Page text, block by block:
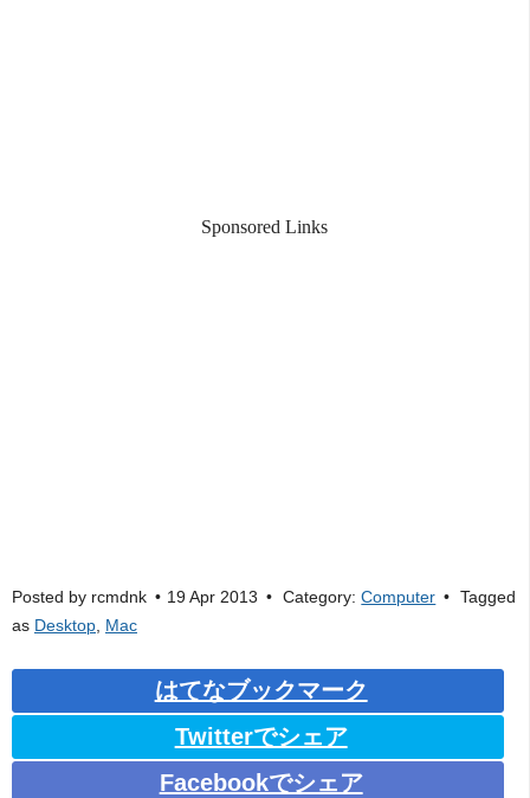
Sponsored Links
Posted by rcmdnk 19 Apr 2013 Category:Computer
Tagged
as Desktop, Mac
はてなブックマーク
Twitterでシェア
Facebookでシェア